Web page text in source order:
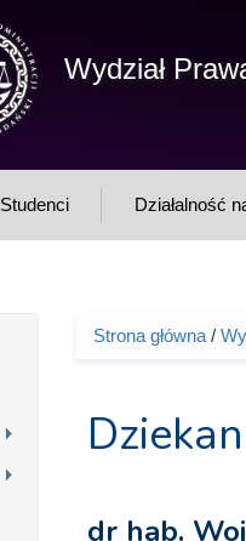
Wydział
Studenci Działalność
Jesteś
Strona główna/
dr hab.